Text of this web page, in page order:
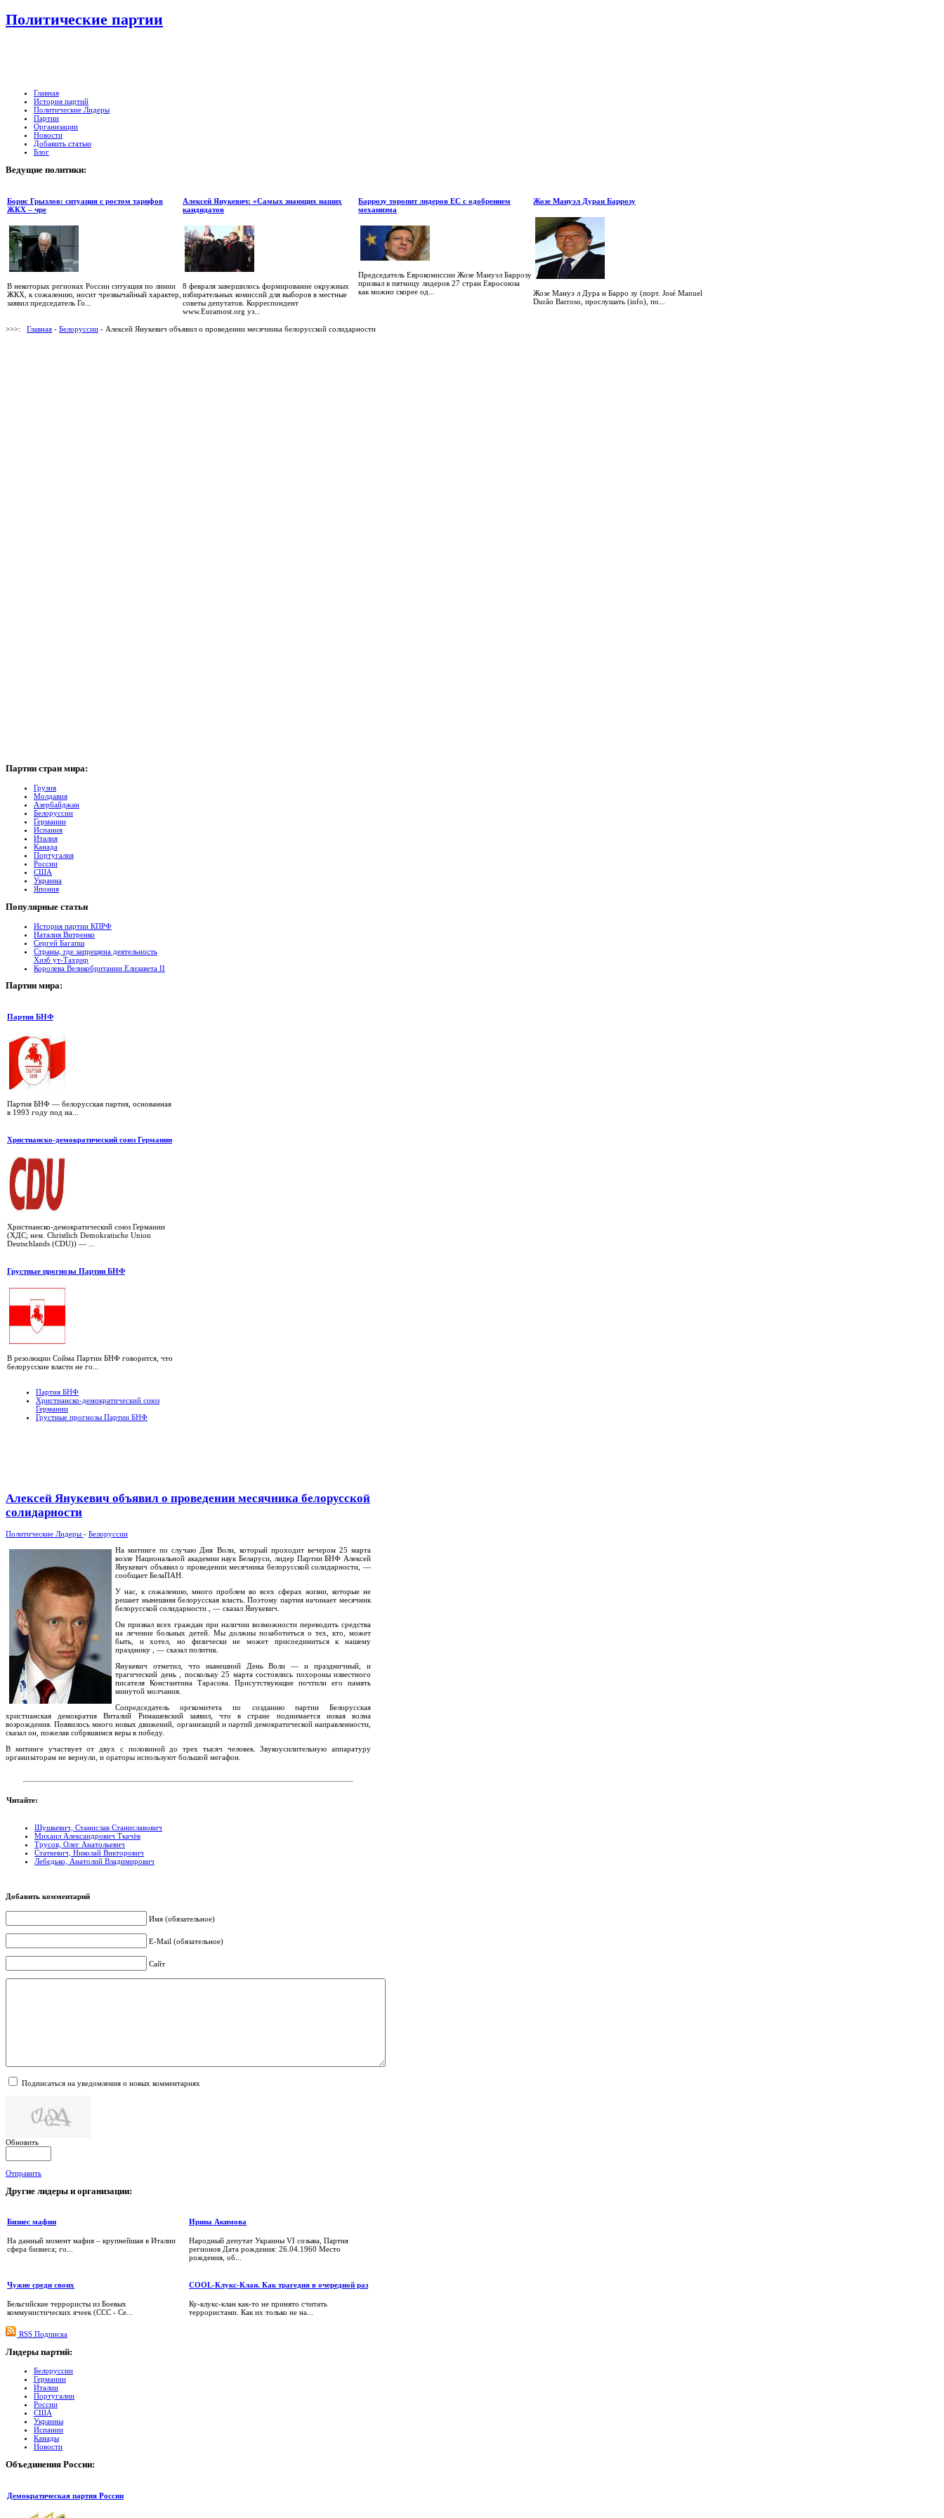
Политические партии
Главная
История партий
Политические Лидеры
Партии
Организации
Новости
Добавить статью
Блог
Ведущие политики:
Борис Грызлов: ситуация с ростом тарифов
ЖКХ – чре
В некоторых регионах России ситуация по линии
ЖКХ, к сожалению, носит чрезвычайный характер,
заявил председатель Го...
Алексей Янукевич: «Самых знающих наших
кандидатов
8 февраля завершилось формирование окружных
избирательных комиссий для выборов в местные
советы депутатов. Корреспондент
www.Euramost.org уз...
Баррозу торопит лидеров ЕС с одобрением
механизма
Председатель Еврокомиссии Жозе Мануэл Баррозу
призвал в пятницу лидеров 27 стран Евросоюза
как можно скорее од...
Жозе Мануэл Дуран Баррозу
Жозе Мануэ л Дура н Барро зу (порт. José Manuel
Durão Barroso, прослушать (info), по...
>>>: Главная - Белоруссии - Алексей Янукевич объявил о проведении месячника белорусской солидарности
Партии стран мира:
Грузия
Молдавия
Азербайджан
Белоруссии
Германии
Испания
Италия
Канада
Португалия
России
США
Украина
Япония
Популярные cтатьи
История партии КПРФ
Наталия Витренко
Сергей Багапш
Страны, где запрещена деятельность
Хизб ут-Тахрир
Королева Великобритании Елизавета II
Партии мира:
Партия БНФ
Партия БНФ — белорусская партия, основанная
в 1993 году под на...
Христианско-демократический союз Германии
Христианско-демократический союз Германии
(ХДС; нем. Christlich Demokratische Union
Deutschlands (CDU)) — ...
Грустные прогнозы Партии БНФ
В резолюции Сойма Партии БНФ говорится, что
белорусские власти не го...
Партия БНФ
Христианско-демократический союз
Германии
Грустные прогнозы Партии БНФ
Алексей Янукевич объявил о проведении месячника белорусской
солидарности
Политические Лидеры - Белоруссии
На митинге по случаю Дня Воли, который проходит вечером 25 марта
возле Национальной академии наук Беларуси, лидер Партии БНФ Алексей
Янукевич объявил о проведении месячника белорусской солидарности, —
сообщает БелаПАН.
У нас, к сожалению, много проблем во всех сферах жизни, которые не
решает нынешняя белорусская власть. Поэтому партия начинает месячник
белорусской солидарности , — сказал Янукевич.
Он призвал всех граждан при наличии возможности переводить средства
на лечение больных детей. Мы должны позаботиться о тех, кто, может
быть, и хотел, но физически не может присоединиться к нашему
празднику , — сказал политик.
Янукевич отметил, что нынешний День Воли — и праздничный, и
трагический день , поскольку 25 марта состоялись похороны известного
писателя Константина Тарасова. Присутствующие почтили его память
минутой молчания.
Сопредседатель оргкомитета по созданию партии Белорусская
христианская демократия Виталий Римашевский заявил, что в стране поднимается новая волна
возрождения. Появилось много новых движений, организаций и партий демократической направленности,
сказал он, пожелав собрвшимся веры в победу.
В митинге участвует от двух с половиной до трех тысяч человек. Звукоусилительную аппаратуру
организаторам не вернули, и ораторы используют большой мегафон.
Читайте:
Шушкевич, Станислав Станиславович
Михаил Александрович Ткачёв
Трусов, Олег Анатольевич
Статкевич, Николай Викторович
Лебедько, Анатолий Владимирович
Добавить комментарий
Имя (обязательное)
E-Mail (обязательное)
Сайт
Подписаться на уведомления о новых комментариях
Обновить
Отправить
Другие лидеры и организации:
Бизнес мафии
На данный момент мафия – крупнейшая в Италии
сфера бизнеса; го...
Ирина Акимова
Народный депутат Украины VI созыва, Партия
регионов Дата рождения: 26.04.1960 Место
рождения, об...
Чужие среди своих
Бельгийские террористы из Боевых
коммунистических ячеек (CCC - Ce...
COOL-Клукс-Клан. Как трагедия в очередной раз
Ку-клукс-клан как-то не принято считать
террористами. Как их только не на...
RSS Подписка
Лидеры партий:
Белоруссии
Германии
Италии
Португалии
России
США
Украины
Испании
Канады
Новости
Объединения России:
Демократическая партия России